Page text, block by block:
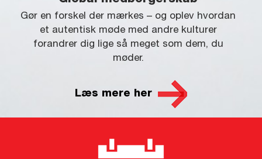
Gør en forskel der mærkes – og oplev hvordan
et autentisk møde med andre kulturer
forandrer dig lige så meget som dem, du
møder.
Læs mere her